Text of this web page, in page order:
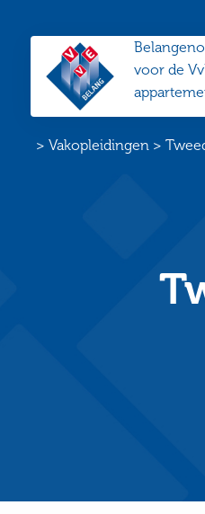
VvE
Belang
voor de
Home
>Vakopleidingen >